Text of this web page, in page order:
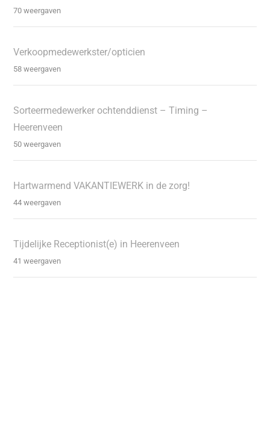
70 weergaven
Verkoopmedewerkster/opticien
58 weergaven
Sorteermedewerker ochtenddienst – Timing –
Heerenveen
50 weergaven
Hartwarmend VAKANTIEWERK in de zorg!
44 weergaven
Tijdelijke Receptionist(e) in Heerenveen
41 weergaven